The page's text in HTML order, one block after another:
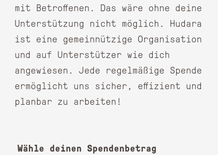
mit Betroffenen. Das wäre ohne deine
Unterstützung nicht möglich. Hudara
ist eine gemeinnützige Organisation
und auf Unterstützer wie dich
angewiesen. Jede regelmäßige Spende
ermöglicht uns sicher, effizient und
planbar zu arbeiten!
Wähle deinen Spendenbetrag